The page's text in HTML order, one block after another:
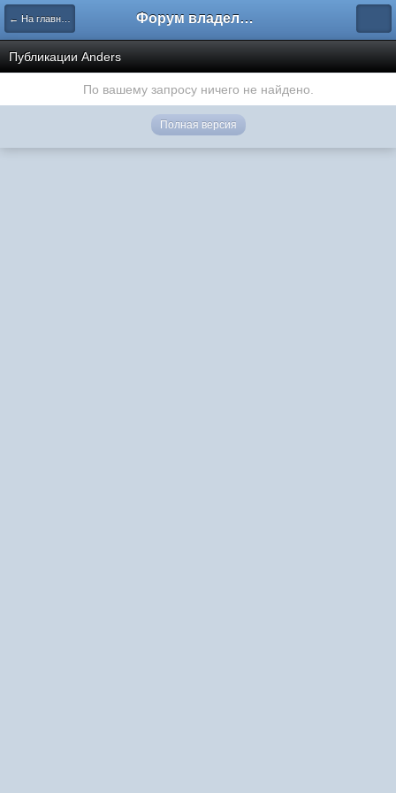
← На главную Форум владельцев интернет-магазинов
Публикации Anders
По вашему запросу ничего не найдено.
Полная версия